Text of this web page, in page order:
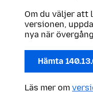
Om du väljer att
versionen,
nya när
Hämta
Läs mer om